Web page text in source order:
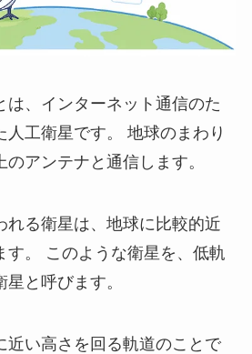
は、インターネット通信のた
人工衛星です。 地球のまわり
アンテナと通信します。
れる衛星は、地球に比較的近
す。 このような衛星を、低軌
と呼びます。
近い高さを回る軌道のことで